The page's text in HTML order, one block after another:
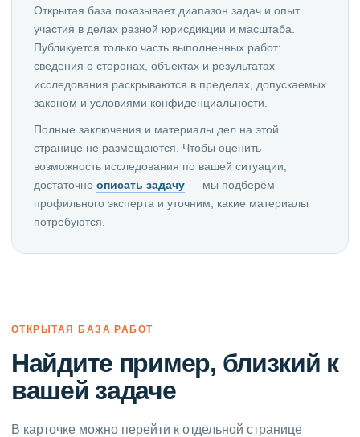
Открытая база показывает диапазон задач и опыт
участия в делах разной юрисдикции и масштаба.
Публикуется только часть выполненных работ:
сведения о сторонах, объектах и результатах
исследования раскрываются в пределах, допускаемых
законом и условиями конфиденциальности.
Полные заключения и материалы дел на этой
странице не размещаются. Чтобы оценить
возможность исследования по вашей ситуации,
достаточно описать задачу — мы подберём
профильного эксперта и уточним, какие материалы
потребуются.
ОТКРЫТАЯ БАЗА РАБОТ
Найдите пример, близкий к
вашей задаче
В карточке можно перейти к отдельной странице